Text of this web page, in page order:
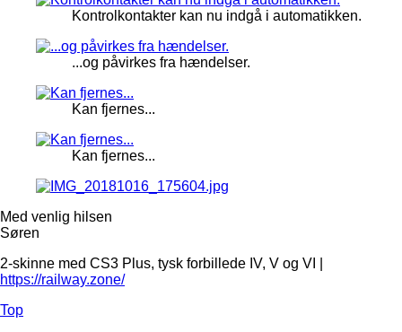
Kontrolkontakter kan nu indgå i automatikken.
...og påvirkes fra hændelser.
Kan fjernes...
Kan fjernes...
Med venlig hilsen
Søren
2-skinne med CS3 Plus, tysk forbillede IV, V og VI |
https://railway.zone/
Top